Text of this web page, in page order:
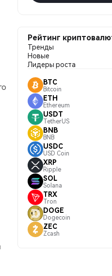
Рейтинг
Тренды
Новые
Лидеры роста
BTC
Bitcoin
ETH
Ethereum
USDT
TetherUS
BNB
BNB
USDC
USD Coin
XRP
Ripple
SOL
Solana
TRX
Tron
DOGE
Dogecoin
ZEC
Zcash